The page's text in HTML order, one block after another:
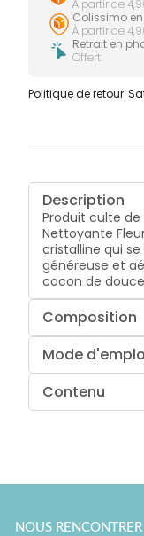
À partir de
Colissimo
À partir de
Retrait en
Offert
Politique de retour
Description
Produit culte de
Nettoyante
cristalline qui
généreuse et
cocon de
Composition
Mode
Contenu
NOUS RENCONTRER